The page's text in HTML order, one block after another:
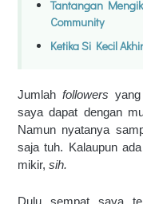
Tantangan
Community
Ketika Si Kecil
Jumlah followers
saya dapat dengan
Namun nyatanya
saja tuh. Kalaupun
mikir, sih.
Dulu sempat saya